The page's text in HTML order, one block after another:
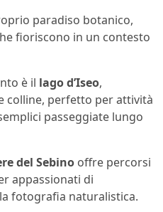
paradiso botanico,
fioriscono in un contesto
è il lago d’Iseo,
colline, perfetto per attività
passeggiate lungo
del Sebino offre percorsi
appassionati di
fotografia naturalistica.